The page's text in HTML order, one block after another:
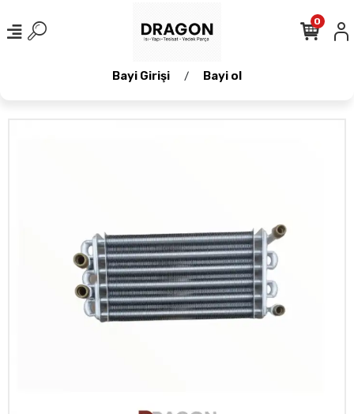
Bayi Girişi / Bayi ol
0